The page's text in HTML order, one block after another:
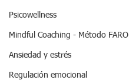
Psicowellness
Mindful Coaching - Método FARO
Ansiedad y estrés
Regulación emocional